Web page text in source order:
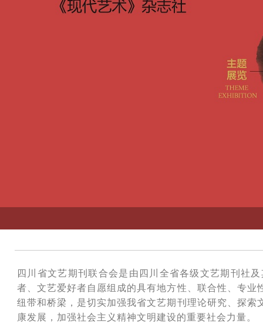
四川省文艺期刊联合会是由四川全省各级文艺期刊社
者、文艺爱好者自愿组成的具有地方性、联合性、专
纽带和桥梁，是切实加强我省文艺期刊理论研究、探
康发展，加强社会主义精神文明建设的重要社会力量。